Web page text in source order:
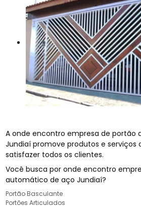
A onde encontro empresa de portão
Jundiaí promove produtos e serviços
satisfazer todos os clientes.
Você busca por onde encontro
automático de aço Jundiaí?
Portão Basculante
Portões Articulados